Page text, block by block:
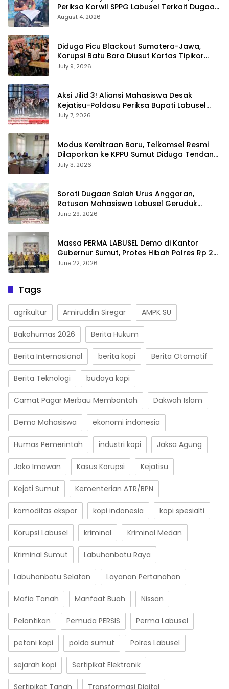
Periksa Korwil SPPG Labusel Terkait Dugaan
Bobroknya Dapur Program MBG
August 4, 2026
Diduga Picu Blackout Sumatera-Jawa,
Korupsi Batu Bara Diusut Kortas Tipikor
Didukung P3H
July 9, 2026
Aksi Jilid 3! Aliansi Mahasiswa Desak
Kejatisu-Poldasu Periksa Bupati Labusel
Terkait Dugaan Korupsi Rp36 M dan ‘Misteri’
July 7, 2026
Modus Kemitraan Baru, Telkomsel Resmi
Dilaporkan ke KPPU Sumut Diduga Tendang
Pengusaha Lokal!
July 3, 2026
Soroti Dugaan Salah Urus Anggaran,
Ratusan Mahasiswa Labusel Geruduk
Kantor Gubernur Sumut Desak Pengusutan
June 29, 2026
Massa PERMA LABUSEL Demo di Kantor
Gubernur Sumut, Protes Hibah Polres Rp 25
M-Desak Pilkades
June 22, 2026
Tags
agrikultur Amiruddin Siregar AMPK SU
Bakohumas 2026 Berita Hukum
Berita Internasional berita kopi Berita Otomotif
Berita Teknologi budaya kopi
Camat Pagar Merbau Membantah Dakwah Islam
Demo Mahasiswa ekonomi indonesia
Humas Pemerintah industri kopi Jaksa Agung
Joko Imawan Kasus Korupsi Kejatisu
Kejati Sumut Kementerian ATR/BPN
komoditas ekspor kopi indonesia kopi spesialti
Korupsi Labusel kriminal Kriminal Medan
Kriminal Sumut Labuhanbatu Raya
Labuhanbatu Selatan Layanan Pertanahan
Mafia Tanah Manfaat Buah Nissan
Pelantikan Pemuda PERSIS Perma Labusel
petani kopi polda sumut Polres Labusel
sejarah kopi Sertipikat Elektronik
Sertipikat Tanah Transformasi Digital